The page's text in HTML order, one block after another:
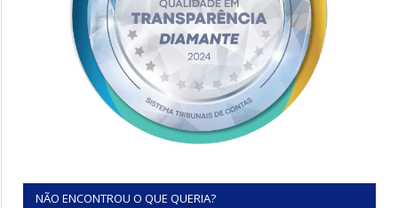
NÃO ENCONTROU O QUE QUERIA?